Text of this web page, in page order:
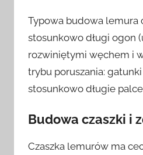
Typowa budowa lemura
stosunkowo długi ogon
rozwiniętymi węchem i
trybu poruszania:
stosunkowo długie
Budowa czaszki i
Czaszka lemurów ma